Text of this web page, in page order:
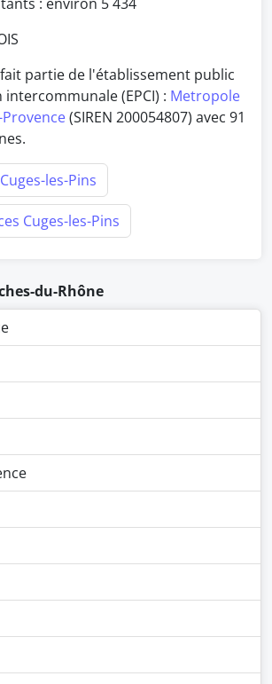
fait partie de l'établissement public
(EPCI) : Metropole
(SIREN 200054807) avec 91
les-Pins
Cuges-les-Pins
du-Rhône